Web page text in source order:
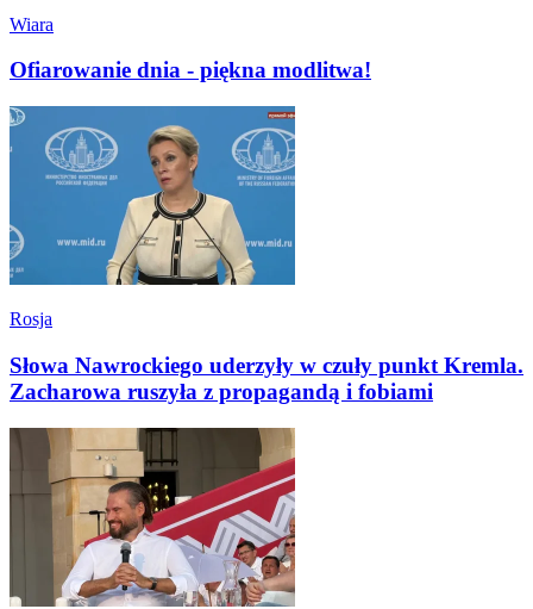
Wiara
Ofiarowanie dnia - piękna modlitwa!
Rosja
Słowa Nawrockiego uderzyły w czuły punkt Kremla.
Zacharowa ruszyła z propagandą i fobiami